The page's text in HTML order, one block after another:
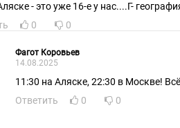
- это уже 16-е у нас....Г-
0 0
Фагот Коровьев
14.08.2025
11:30 на Аляске, 22:30 в Москве!
Ответить
0 0